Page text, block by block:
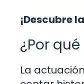
¡Descubre
¿Por
La